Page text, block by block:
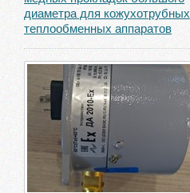
диаметра для кожухотрубных
теплообменных аппаратов